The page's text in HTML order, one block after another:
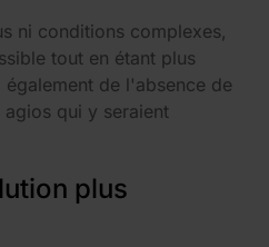
ni conditions complexes,
tout en étant plus
de l'absence de
qui y seraient
plus